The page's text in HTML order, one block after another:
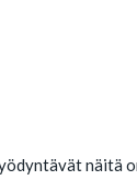
näitä